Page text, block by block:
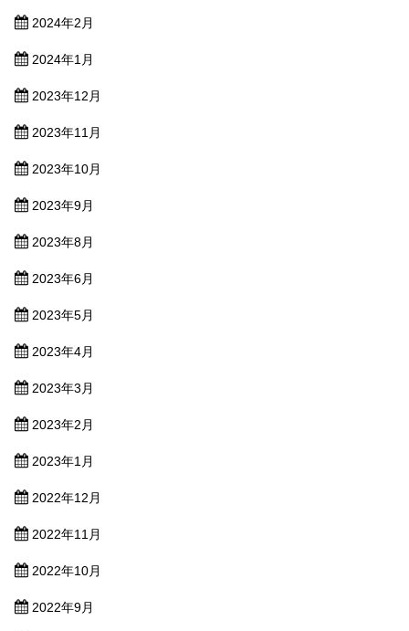
2024年2月
2024年1月
2023年12月
2023年11月
2023年10月
2023年9月
2023年8月
2023年6月
2023年5月
2023年4月
2023年3月
2023年2月
2023年1月
2022年12月
2022年11月
2022年10月
2022年9月